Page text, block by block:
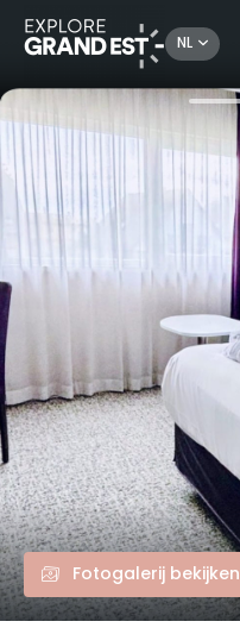
NL
Kijk je ogen uit in de Grand Est
Fotogalerij bekijken